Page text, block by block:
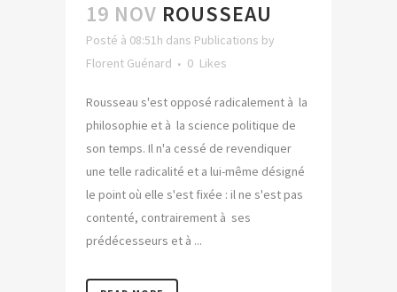
19 NOV ROUSSEAU
Posté à 08:51h dans Publications by
Florent Guénard
0 Likes
Rousseau s'est opposé radicalement à la
philosophie et à la science politique de
son temps. Il n'a cessé de revendiquer
une telle radicalité et a lui-même désigné
le point où elle s'est fixée : il ne s'est pas
contenté, contrairement à ses
prédécesseurs et à ...